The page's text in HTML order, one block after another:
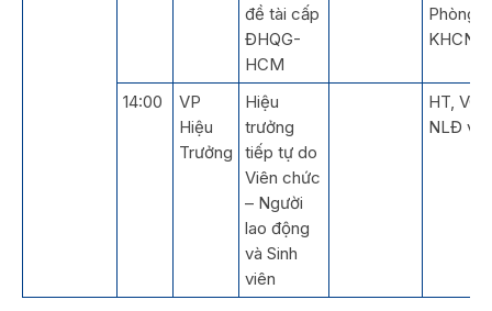
đề tài cấp
ĐHQG-
HCM
Phòng
KHCN
14:00
VP
Hiệu
Trưởng
Hiệu
trưởng
tiếp tự do
Viên chức
– Người
lao động
và Sinh
viên
HT, VC-
NLĐ và